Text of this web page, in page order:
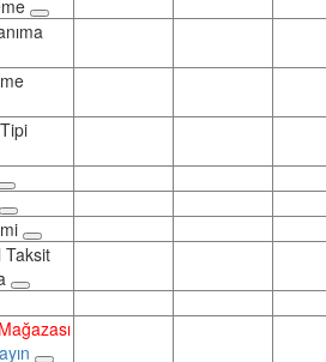
Taksit